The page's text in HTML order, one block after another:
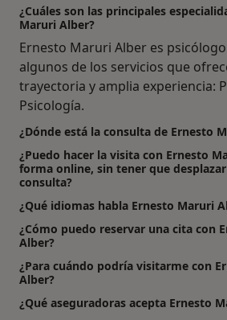
¿Cuáles son las principales
Maruri Alber?
Ernesto Maruri Alber es
algunos de los servicios que
trayectoria y amplia experiencia:
Psicología.
¿Dónde está la consulta de Ernesto
¿Puedo hacer la visita con Ernesto
forma online, sin tener que
consulta?
¿Qué idiomas habla Ernesto Maruri
¿Cómo puedo reservar una cita con
Alber?
¿Para cuándo podría visitarme con
Alber?
¿Qué aseguradoras acepta Ernesto